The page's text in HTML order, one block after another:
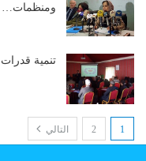
ومنظمات…
تنمية
1
2 التالي